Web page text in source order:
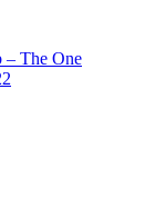
– The One